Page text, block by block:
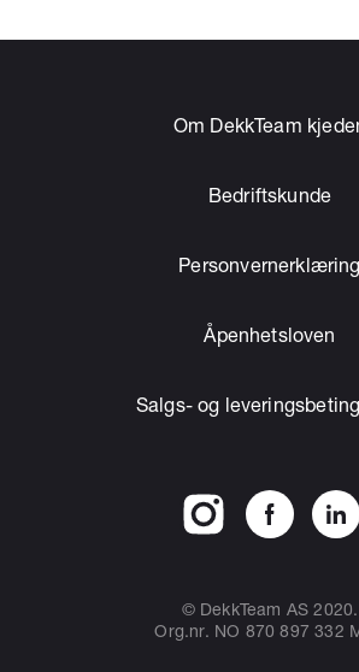
Om DekkTeam
Bedriftskunde
Personvernerklæring
Åpenhetsloven
Salgs- og
© DekkTeam AS 2020.
Org.nr. NO 870 897 332